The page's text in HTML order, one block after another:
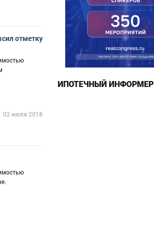
отметку
02 июля 2018
ИПОТЕЧНЫЙ ИНФОРМЕР